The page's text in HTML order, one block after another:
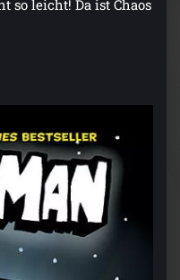
so leicht! Da ist Chaos